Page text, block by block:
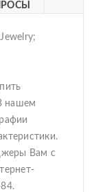
нашем
Вам с